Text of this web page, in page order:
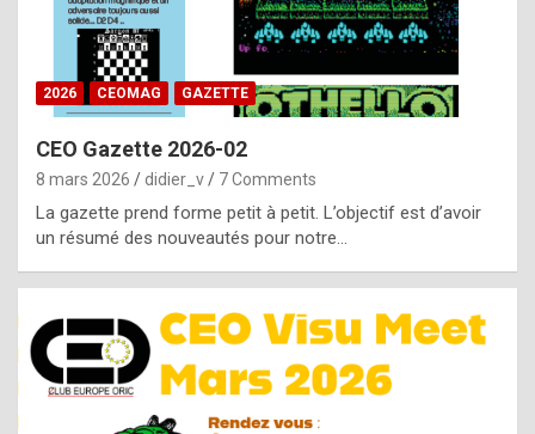
e
b
y
g
e
n
u
i
n
e
R
2026 CEOMAG GAZETTE
CEO Gazette 2026-02
8 mars 2026 didier_v 7 Comments
La gazette prend forme petit à petit. L’objectif est d’avoir
un résumé des nouveautés pour notre…